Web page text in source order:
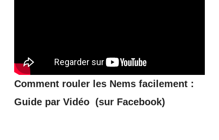
Comment rouler les Nems facilement :
Guide par Vidéo (sur Facebook)